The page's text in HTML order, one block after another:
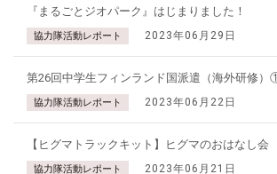
『まるごとジオパーク』はじまりました！
協力隊活動レポート 2023年06月29日
第26回中学生フィンランド国派遣（海外研修）
協力隊活動レポート 2023年06月22日
【ヒグマトラックキット】ヒグマのおはなし会
協力隊活動レポート 2023年06月21日